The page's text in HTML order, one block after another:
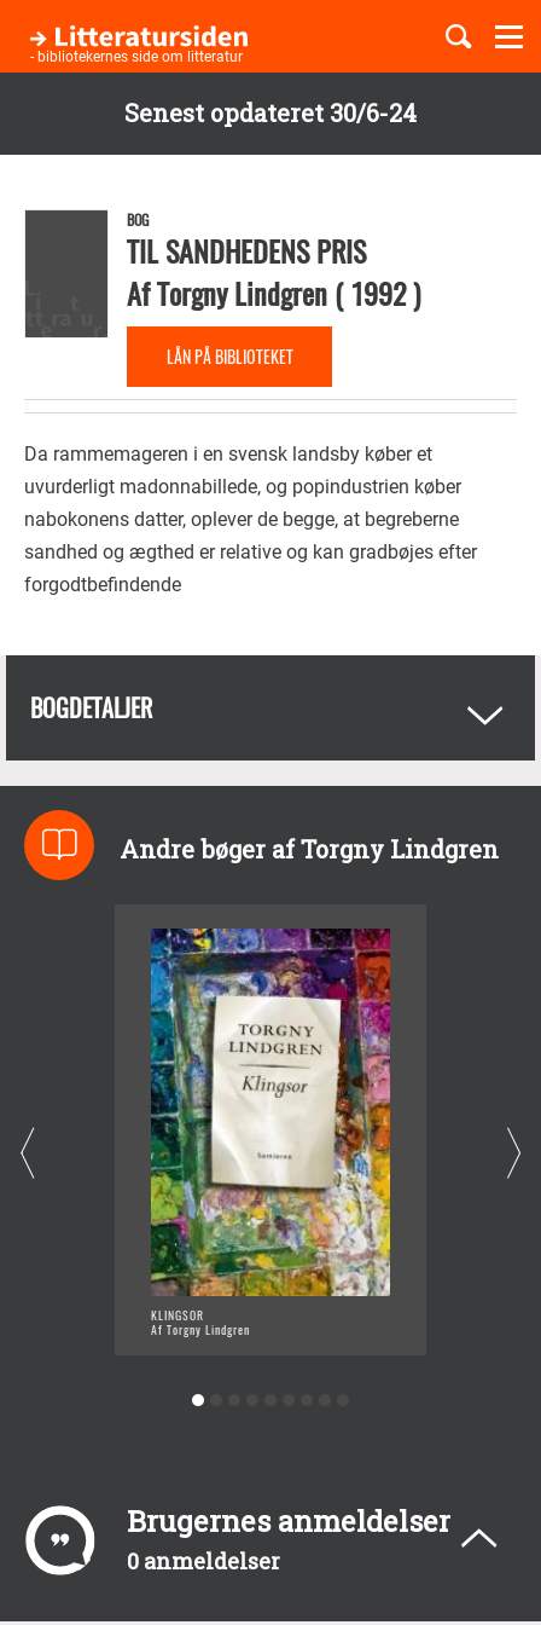
Senest opdateret 30/6-24
hovedindhold
- bibliotekernes side om litteratur
Børnebøger
Temaer
BOG
TIL SANDHEDENS PRIS
AfTorgny Lindgren(1992)
LÅN PÅ BIBLIOTEKET
Da rammemageren i en svensk landsby køber et
uvurderligt madonnabillede, og popindustrien køber
nabokonens datter, oplever de begge, at begreberne
sandhed og ægthed er relative og kan gradbøjes efter
forgodtbefindende
BOGDETALJER
Andre bøger af Torgny Lindgren
KLINGSOR
Af Torgny Lindgren
Brugernes anmeldelser
0 anmeldelser